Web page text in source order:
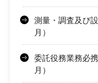
測量・調査及び
月）
委託役務業務必
月）